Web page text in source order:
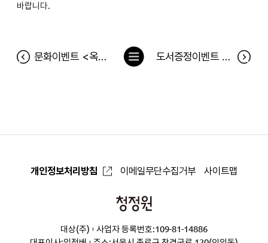
바랍니다.
문화이벤트 <옥탑방 고양이> 관련 안내사항 도서증정이벤트 [SNPE 바른자세 척추운동] 당첨자
목
록
개인정보처리방침 이메일무단수집거부 사이트맵
청
원
대상(주)
사업자 등록번호:109-81-14886